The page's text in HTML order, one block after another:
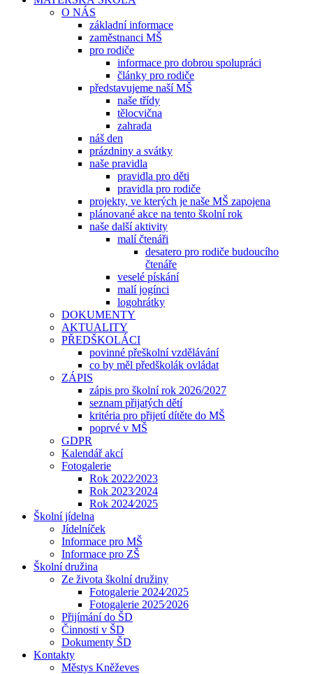
O NÁS
základní informace
zaměstnanci MŠ
pro rodiče
informace pro dobrou spolupráci
články pro rodiče
představujeme naší MŠ
naše třídy
tělocvična
zahrada
náš den
prázdniny a svátky
naše pravidla
pravidla pro děti
pravidla pro rodiče
projekty, ve kterých je naše MŠ zapojena
plánované akce na tento školní rok
naše další aktivity
malí čtenáři
desatero pro rodiče budoucího
čtenáře
veselé pískání
malí jogínci
logohrátky
DOKUMENTY
AKTUALITY
PŘEDŠKOLÁCI
povinné přeškolní vzdělávání
co by měl předškolák ovládat
ZÁPIS
zápis pro školní rok 2026/2027
seznam přijatých dětí
kritéria pro přijetí dítěte do MŠ
poprvé v MŠ
GDPR
Kalendář akcí
Fotogalerie
Rok 2022⁄2023
Rok 2023⁄2024
Rok 2024⁄2025
Školní jídelna
Jídelníček
Informace pro MŠ
Informace pro ZŠ
Školní družina
Ze života školní družiny
Fotogalerie 2024⁄2025
Fotogalerie 2025⁄2026
Přijímání do ŠD
Činnosti v ŠD
Dokumenty ŠD
Kontakty
Městys Kněževes